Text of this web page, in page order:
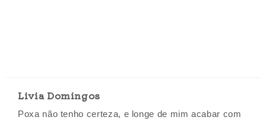
Livia Domingos
Poxa não tenho certeza, e longe de mim acabar com